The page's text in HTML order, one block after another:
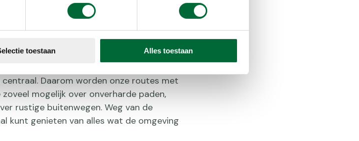
toestaan Alles toestaan
Daarom worden onze routes met
mogelijk over onverharde paden,
rustige buitenwegen. Weg van de
kunt genieten van alles wat de omgeving